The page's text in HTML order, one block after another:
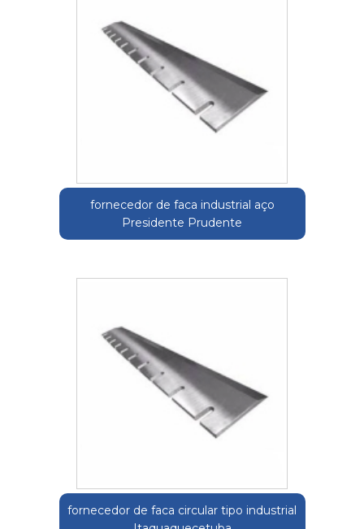
fornecedor de faca industrial aço
Presidente Prudente
fornecedor de faca circular tipo industrial